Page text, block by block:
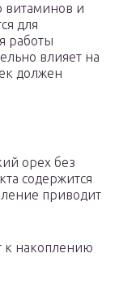
витаминов и
для
работы
влияет на
должен
орех без
содержится
приводит
к накоплению